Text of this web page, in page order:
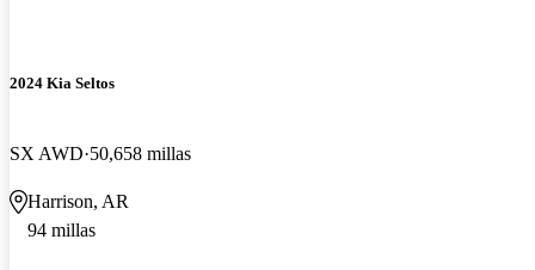
2024 Kia Seltos
SX AWD 50,658 millas
Harrison, AR
94 millas